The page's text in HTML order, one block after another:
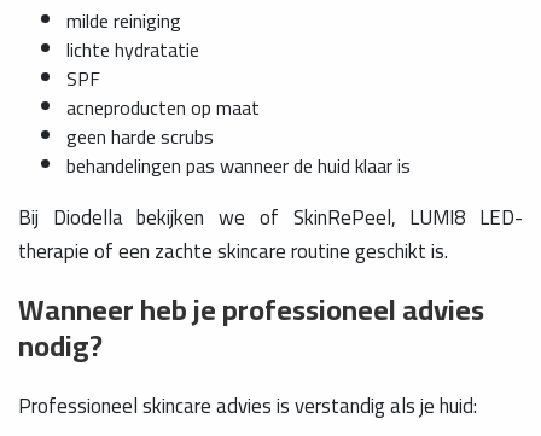
milde reiniging
lichte hydratatie
SPF
acneproducten op maat
geen harde scrubs
behandelingen pas wanneer de huid klaar is
Bij Diodella bekijken we of SkinRePeel, LUMI8 LED-
therapie of een zachte skincare routine geschikt is.
Wanneer heb je professioneel advies
nodig?
Professioneel skincare advies is verstandig als je huid: